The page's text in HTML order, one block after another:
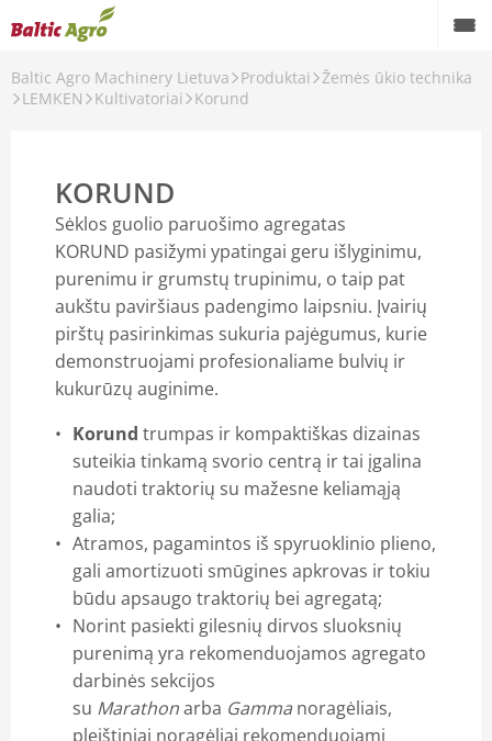
Baltic Agro Machinery Lietuva Produktai
Žemės ūkio technika
LEMKEN
Kultivatoriai Korund
KORUND
Sėklos guolio paruošimo agregatas
KORUND pasižymi ypatingai geru išlyginimu,
purenimu ir grumstų trupinimu, o taip pat
aukštu paviršiaus padengimo laipsniu. Įvairių
pirštų pasirinkimas sukuria pajėgumus, kurie
demonstruojami profesionaliame bulvių ir
kukurūzų auginime.
Korund trumpas ir kompaktiškas dizainas
suteikia tinkamą svorio centrą ir tai įgalina
naudoti traktorių su mažesne keliamąją
galia;
Atramos, pagamintos iš spyruoklinio plieno,
gali amortizuoti smūgines apkrovas ir tokiu
būdu apsaugo traktorių bei agregatą;
Norint pasiekti gilesnių dirvos sluoksnių
purenimą yra rekomenduojamos agregato
darbinės sekcijos
su Marathonarba Gamma noragėliais,
pleištiniai noragėliai rekomenduojami